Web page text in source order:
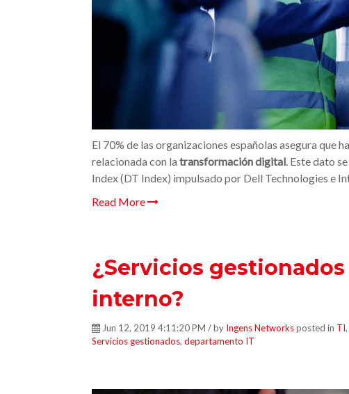
El 70% de las organizaciones españolas asegura que
relacionada con la transformación digital. Este dato
Index (DT Index) impulsado por Dell Technologies e
Read More
¿Servicios
interno?
Jun 12, 2019 4:11:20 PM / by Ingens Networksposted in TI,
Servicios gestionados, departamento IT